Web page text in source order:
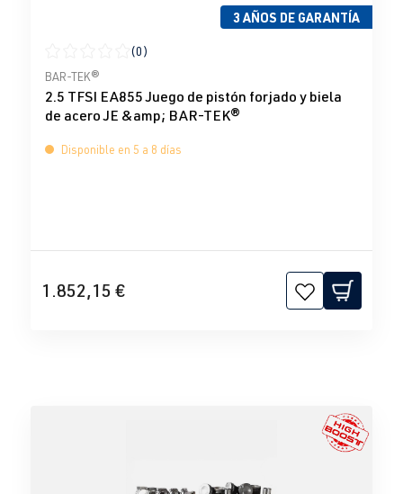
3 AÑOS DE GARANTÍA
Calificación promedio de 0 de 5 estrellas
(0)
BAR-TEK®
2.5 TFSI EA855 Juego de pistón forjado y biela
de acero JE &amp; BAR-TEK®
Disponible en 5 a 8 días
1.852,15 €